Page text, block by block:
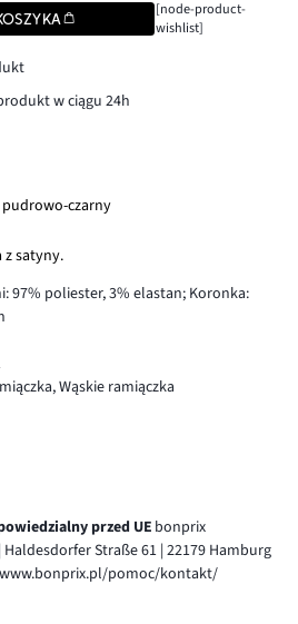
[node-product-
wishlist]
w ciągu 24h
czarny
z satyny.
97% poliester, 3% elastan; Koronka:
Wąskie ramiączka
przed UE bonprix
Straße 61 | 22179 Hamburg
pomoc/kontakt/